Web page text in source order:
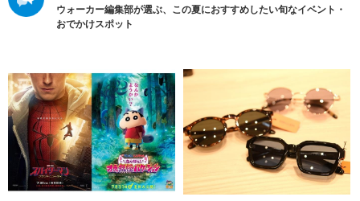
ウォーカー編集部が選ぶ、この夏におすすめしたい旬なイベント・
おでかけスポット